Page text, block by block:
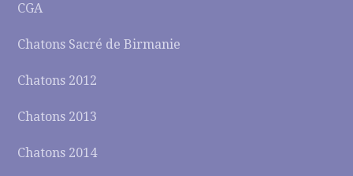
CGA
Chatons Sacré de Birmanie
Chatons 2012
Chatons 2013
Chatons 2014